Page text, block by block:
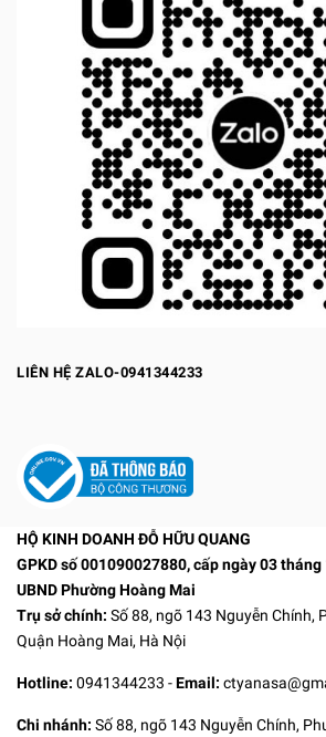
LIÊN HỆ ZALO-0941344233
HỘ KINH DOANH ĐỖ HỮU QUANG
GPKD số 001090027880, cấp ngày 03
UBND Phường Hoàng Mai
Trụ sở chính: Số 88, ngõ 143 Nguyễn Chính,
Quận Hoàng Mai, Hà Nội
Hotline: 0941344233 -Email:
Chi nhánh: Số 88, ngõ 143 Nguyễn Chính,